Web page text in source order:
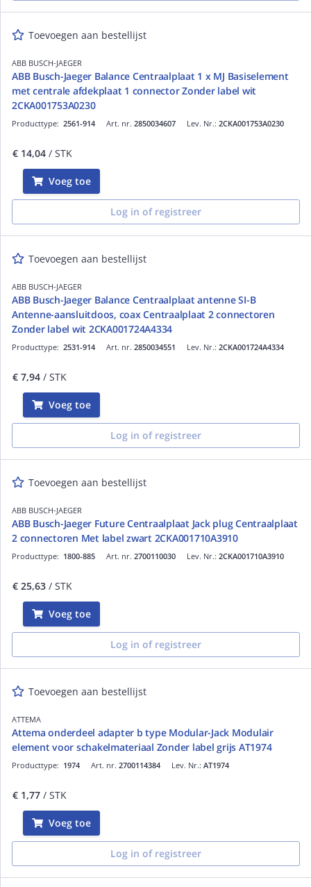
Toevoegen aan bestellijst
ABB BUSCH-JAEGER
ABB Busch-Jaeger Balance Centraalplaat 1 x MJ Basiselement
met centrale afdekplaat 1 connector Zonder label wit
2CKA001753A0230
Art. nr. 2850034607
Producttype: 2561-914 Lev. Nr.: 2CKA001753A0230
€ 14,04 / STK
Voeg toe
Log in of registreer
Toevoegen aan bestellijst
ABB BUSCH-JAEGER
ABB Busch-Jaeger Balance Centraalplaat antenne SI-B
Antenne-aansluitdoos, coax Centraalplaat 2 connectoren
Zonder label wit 2CKA001724A4334
Art. nr. 2850034551
Producttype: 2531-914 Lev. Nr.: 2CKA001724A4334
€ 7,94 / STK
Voeg toe
Log in of registreer
Toevoegen aan bestellijst
ABB BUSCH-JAEGER
ABB Busch-Jaeger Future Centraalplaat Jack plug Centraalplaat
2 connectoren Met label zwart 2CKA001710A3910
Art. nr. 2700110030
Producttype: 1800-885 Lev. Nr.: 2CKA001710A3910
€ 25,63 / STK
Voeg toe
Log in of registreer
Toevoegen aan bestellijst
ATTEMA
Attema onderdeel adapter b type Modular-Jack Modulair
element voor schakelmateriaal Zonder label grijs AT1974
Art. nr. 2700114384
Producttype: 1974 Lev. Nr.: AT1974
€ 1,77 / STK
Voeg toe
Log in of registreer